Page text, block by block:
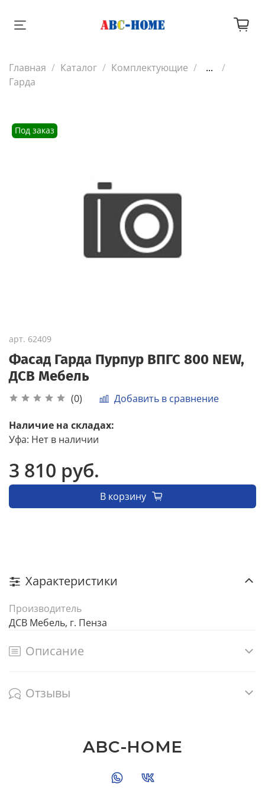
Главная Каталог Комплектующие
...
Гарда
Под заказ
арт. 62409
Фасад Гарда Пурпур ВПГС 800 NEW,
ДСВ Мебель
(0) Добавить в сравнение
Наличие на складах:
Уфа: Нет в наличии
3 810 руб.
В корзину
Характеристики
Производитель
ДСВ Мебель, г. Пенза
Описание
Отзывы
ABC-HOME